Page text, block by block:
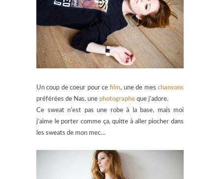
Un coup de coeur pour cefilm, une de meschansons
préférées de Nas, une photographe que j’adore.
Ce sweat n’est pas une robe à la base, mais moi
j’aime le porter comme ça, quitte à aller piocher dans
les sweats de mon mec…